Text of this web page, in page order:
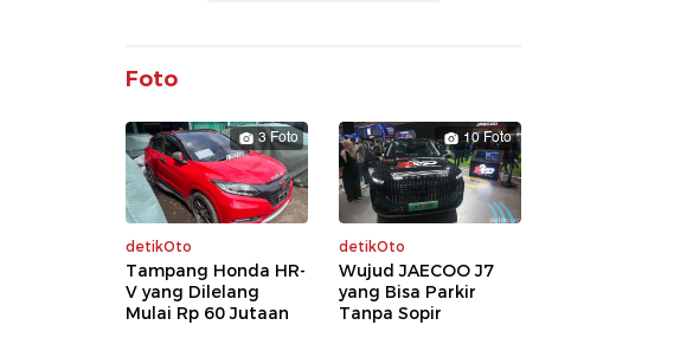
Foto
3 Foto
detikOto
Tampang Honda HR-
V yang Dilelang
Mulai Rp 60 Jutaan
10 Foto
detikOto
Wujud JAECOO J7
yang Bisa Parkir
Tanpa Sopir